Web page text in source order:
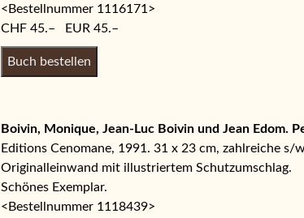
<Bestellnummer 1116171>
CHF 45.– EUR 45.–
Boivin, Monique, Jean-Luc Boivin und Jean Edom.
Editions Cenomane, 1991. 31 x 23 cm, zahlreiche s/
Originalleinwand mit illustriertem Schutzumschlag.
Schönes Exemplar.
<Bestellnummer 1118439>